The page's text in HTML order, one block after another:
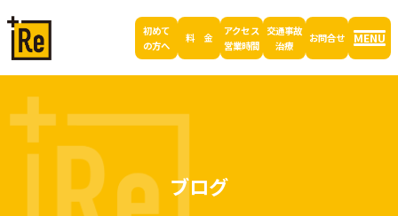
初めて
の方へ
料 金
アクセス
営業時間
交通事故
治療
お問合せ MENU
ブログ